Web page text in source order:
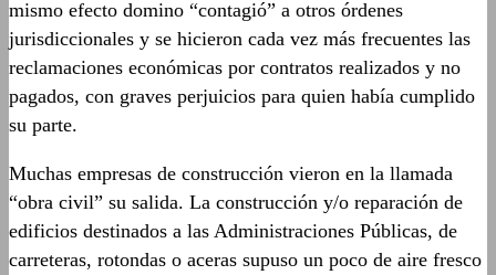
mismo efecto domino “contagió” a otros órdenes
jurisdiccionales y se hicieron cada vez más frecuentes las
reclamaciones económicas por contratos realizados y no
pagados, con graves perjuicios para quien había cumplido
su parte.
Muchas empresas de construcción vieron en la llamada
“obra civil” su salida. La construcción y/o reparación de
edificios destinados a las Administraciones Públicas, de
carreteras, rotondas o aceras supuso un poco de aire fresco